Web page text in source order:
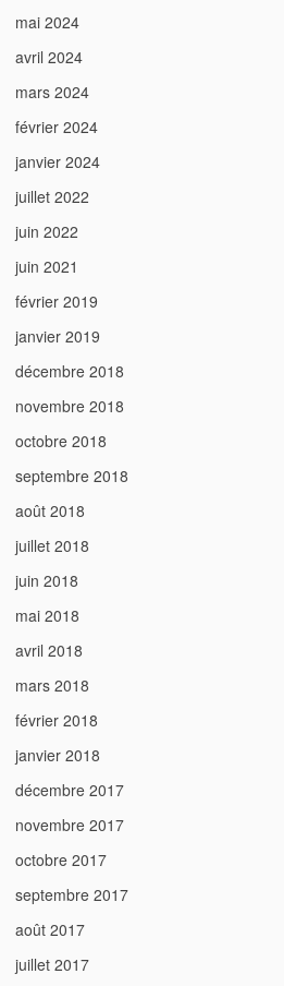
mai 2024
avril 2024
mars 2024
février 2024
janvier 2024
juillet 2022
juin 2022
juin 2021
février 2019
janvier 2019
décembre 2018
novembre 2018
octobre 2018
septembre 2018
août 2018
juillet 2018
juin 2018
mai 2018
avril 2018
mars 2018
février 2018
janvier 2018
décembre 2017
novembre 2017
octobre 2017
septembre 2017
août 2017
juillet 2017